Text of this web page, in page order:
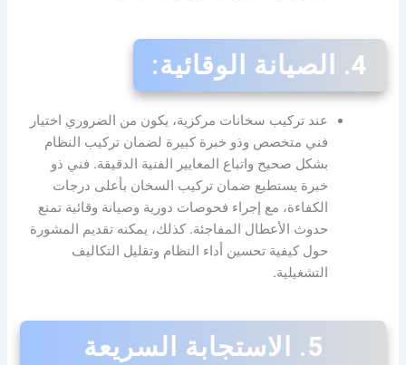
4. الصيانة الوقائية:
عند تركيب سخانات مركزية، يكون من الضروري اختيار
فني متخصص وذو خبرة كبيرة لضمان تركيب النظام
بشكل صحيح واتباع المعايير الفنية الدقيقة. فني ذو
خبرة يستطيع ضمان تركيب السخان بأعلى درجات
الكفاءة، مع إجراء فحوصات دورية وصيانة وقائية تمنع
حدوث الأعطال المفاجئة. كذلك، يمكنه تقديم المشورة
حول كيفية تحسين أداء النظام وتقليل التكاليف
التشغيلية.
5.
الاستجابة السريعة